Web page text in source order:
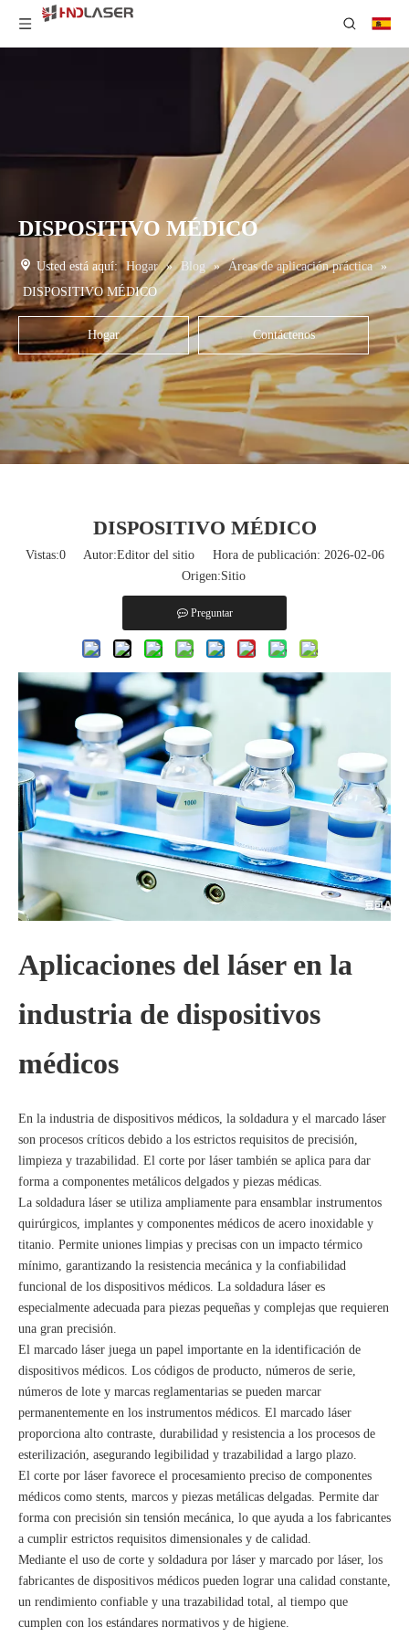
DISPOSITIVO MÉDICO
Usted está aquí: Hogar » Blog » Áreas de aplicación práctica »
DISPOSITIVO MÉDICO
Hogar Contáctenos
DISPOSITIVO MÉDICO
Vistas:0Autor:Editor del sitio Hora de publicación: 2026-02-06
Origen:Sitio
Preguntar
Aplicaciones del láser en la
industria de dispositivos
médicos
En la industria de dispositivos médicos, la soldadura y el marcado láser
son procesos críticos debido a los estrictos requisitos de precisión,
limpieza y trazabilidad. El corte por láser también se aplica para dar
forma a componentes metálicos delgados y piezas médicas.
La soldadura láser se utiliza ampliamente para ensamblar instrumentos
quirúrgicos, implantes y componentes médicos de acero inoxidable y
titanio. Permite uniones limpias y precisas con un impacto térmico
mínimo, garantizando la resistencia mecánica y la confiabilidad
funcional de los dispositivos médicos. La soldadura láser es
especialmente adecuada para piezas pequeñas y complejas que requieren
una gran precisión.
El marcado láser juega un papel importante en la identificación de
dispositivos médicos. Los códigos de producto, números de serie,
números de lote y marcas reglamentarias se pueden marcar
permanentemente en los instrumentos médicos. El marcado láser
proporciona alto contraste, durabilidad y resistencia a los procesos de
esterilización, asegurando legibilidad y trazabilidad a largo plazo.
El corte por láser favorece el procesamiento preciso de componentes
médicos como stents, marcos y piezas metálicas delgadas. Permite dar
forma con precisión sin tensión mecánica, lo que ayuda a los fabricantes
a cumplir estrictos requisitos dimensionales y de calidad.
Mediante el uso de corte y soldadura por láser y marcado por láser, los
fabricantes de dispositivos médicos pueden lograr una calidad constante,
un rendimiento confiable y una trazabilidad total, al tiempo que
cumplen con los estándares normativos y de higiene.